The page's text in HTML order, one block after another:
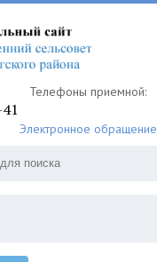
Телефоны приемной:
Электронное обращение